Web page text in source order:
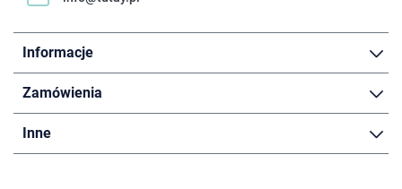
Informacje
Zamówienia
Inne